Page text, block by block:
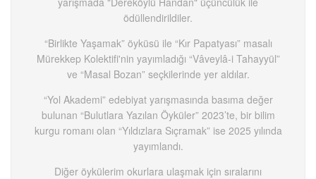
ödüllendirildiler.
“Birlikte Yaşamak” öyküsü ile “Kır Papatyası” masalı
Mürekkep Kolektifi'nin yayımladığı “Vâveylâ-i Tahayyül”
ve “Masal Bozan” seçkilerinde yer aldılar.
“Yol Akademi” edebiyat yarışmasında basıma değer
bulunan “Bulutlara Yazılan Öyküler” 2023’te, bir bilim
kurgu romanı olan “Yıldızlara Sıçramak” ise 2025 yılında
yayımlandı.
Diğer öykülerim okurlara ulaşmak için sıralarını